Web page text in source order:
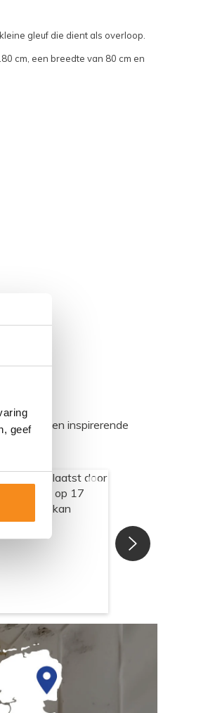
geef
gleuf die dient als overloop.
cm, een breedte van 80 cm en
we een inspirerende